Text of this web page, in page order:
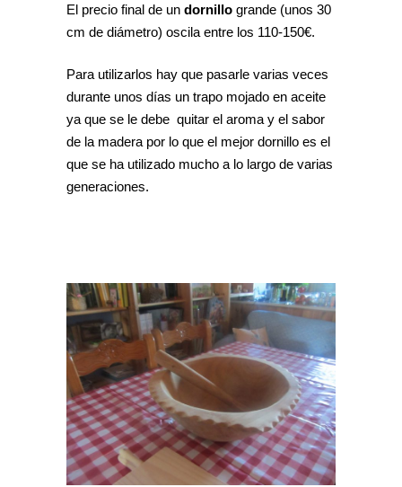
El precio final de un dornillo grande (unos 30
cm de diámetro) oscila entre los 110-150€.
Para utilizarlos hay que pasarle varias veces
durante unos días un trapo mojado en aceite
ya que se le debe quitar el aroma y el sabor
de la madera por lo que el mejor dornillo es el
que se ha utilizado mucho a lo largo de varias
generaciones.